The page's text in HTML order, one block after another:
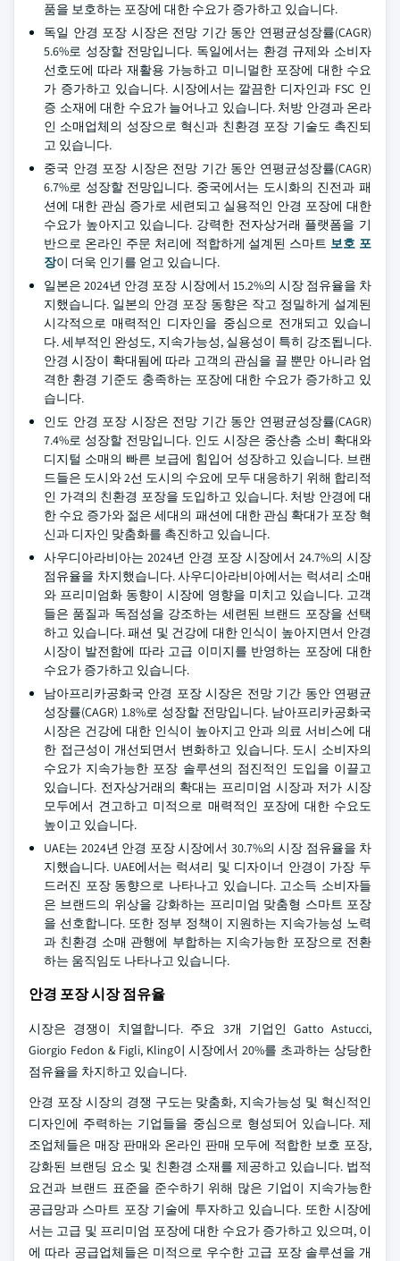
품을 보호하는 포장에 대한 수요가 증가하고 있습니다.
독일 안경 포장 시장은 전망 기간 동안 연평균성장률(CAGR)
5.6%로 성장할 전망입니다. 독일에서는 환경 규제와 소비자
선호도에 따라 재활용 가능하고 미니멀한 포장에 대한 수요
가 증가하고 있습니다. 시장에서는 깔끔한 디자인과 FSC 인
증 소재에 대한 수요가 늘어나고 있습니다. 처방 안경과 온라
인 소매업체의 성장으로 혁신과 친환경 포장 기술도 촉진되
고 있습니다.
중국 안경 포장 시장은 전망 기간 동안 연평균성장률(CAGR)
6.7%로 성장할 전망입니다. 중국에서는 도시화의 진전과 패
션에 대한 관심 증가로 세련되고 실용적인 안경 포장에 대한
수요가 높아지고 있습니다. 강력한 전자상거래 플랫폼을 기
반으로 온라인 주문 처리에 적합하게 설계된 스마트 보호 포
장이 더욱 인기를 얻고 있습니다.
일본은 2024년 안경 포장 시장에서 15.2%의 시장 점유율을 차
지했습니다. 일본의 안경 포장 동향은 작고 정밀하게 설계된
시각적으로 매력적인 디자인을 중심으로 전개되고 있습니
다. 세부적인 완성도, 지속가능성, 실용성이 특히 강조됩니다.
안경 시장이 확대됨에 따라 고객의 관심을 끌 뿐만 아니라 엄
격한 환경 기준도 충족하는 포장에 대한 수요가 증가하고 있
습니다.
인도 안경 포장 시장은 전망 기간 동안 연평균성장률(CAGR)
7.4%로 성장할 전망입니다. 인도 시장은 중산층 소비 확대와
디지털 소매의 빠른 보급에 힘입어 성장하고 있습니다. 브랜
드들은 도시와 2선 도시의 수요에 모두 대응하기 위해 합리적
인 가격의 친환경 포장을 도입하고 있습니다. 처방 안경에 대
한 수요 증가와 젊은 세대의 패션에 대한 관심 확대가 포장 혁
신과 디자인 맞춤화를 촉진하고 있습니다.
사우디아라비아는 2024년 안경 포장 시장에서 24.7%의 시장
점유율을 차지했습니다. 사우디아라비아에서는 럭셔리 소매
와 프리미엄화 동향이 시장에 영향을 미치고 있습니다. 고객
들은 품질과 독점성을 강조하는 세련된 브랜드 포장을 선택
하고 있습니다. 패션 및 건강에 대한 인식이 높아지면서 안경
시장이 발전함에 따라 고급 이미지를 반영하는 포장에 대한
수요가 증가하고 있습니다.
남아프리카공화국 안경 포장 시장은 전망 기간 동안 연평균
성장률(CAGR) 1.8%로 성장할 전망입니다. 남아프리카공화국
시장은 건강에 대한 인식이 높아지고 안과 의료 서비스에 대
한 접근성이 개선되면서 변화하고 있습니다. 도시 소비자의
수요가 지속가능한 포장 솔루션의 점진적인 도입을 이끌고
있습니다. 전자상거래의 확대는 프리미엄 시장과 저가 시장
모두에서 견고하고 미적으로 매력적인 포장에 대한 수요도
높이고 있습니다.
UAE는 2024년 안경 포장 시장에서 30.7%의 시장 점유율을 차
지했습니다. UAE에서는 럭셔리 및 디자이너 안경이 가장 두
드러진 포장 동향으로 나타나고 있습니다. 고소득 소비자들
은 브랜드의 위상을 강화하는 프리미엄 맞춤형 스마트 포장
을 선호합니다. 또한 정부 정책이 지원하는 지속가능성 노력
과 친환경 소매 관행에 부합하는 지속가능한 포장으로 전환
하는 움직임도 나타나고 있습니다.
안경 포장 시장 점유율
시장은 경쟁이 치열합니다. 주요 3개 기업인 Gatto Astucci,
Giorgio Fedon & Figli, Kling이 시장에서 20%를 초과하는 상당한
점유율을 차지하고 있습니다.
안경 포장 시장의 경쟁 구도는 맞춤화, 지속가능성 및 혁신적인
디자인에 주력하는 기업들을 중심으로 형성되어 있습니다. 제
조업체들은 매장 판매와 온라인 판매 모두에 적합한 보호 포장,
강화된 브랜딩 요소 및 친환경 소재를 제공하고 있습니다. 법적
요건과 브랜드 표준을 준수하기 위해 많은 기업이 지속가능한
공급망과 스마트 포장 기술에 투자하고 있습니다. 또한 시장에
서는 고급 및 프리미엄 포장에 대한 수요가 증가하고 있으며, 이
에 따라 공급업체들은 미적으로 우수한 고급 포장 솔루션을 개